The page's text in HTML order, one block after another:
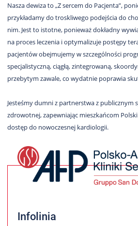
Nasza dewiza to „Z sercem do Pacjenta”,
przykładamy do troskliwego podejścia do
nim. Jest to istotne, ponieważ dokładny
na proces leczenia i optymalizuje postępy
pacjentów obejmujemy w szczególności
specjalistyczną, ciągłą, zintegrowaną,
przebytym zawale, co wydatnie poprawia
Jesteśmy dumni z partnerstwa z publicznym
zdrowotnej, zapewniając mieszkańcom
dostęp do nowoczesnej kardiologii.
Infolinia